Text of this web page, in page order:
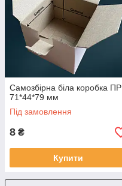
Самозбірна біла коробка ПР
71*44*79 мм
Під замовлення
8 ₴
Купити